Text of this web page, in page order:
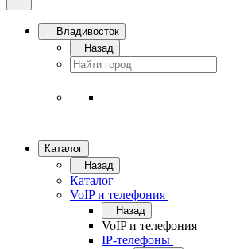
Владивосток
Назад
Каталог
Назад
Каталог
VoIP и телефония
Назад
VoIP и телефония
IP-телефоны